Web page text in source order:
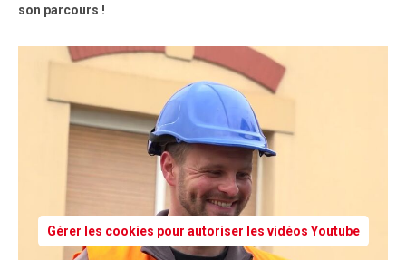
son parcours !
Gérer les cookies pour autoriser les vidéos Youtube